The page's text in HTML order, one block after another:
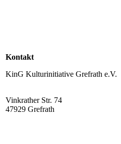
Kontakt
KinG Kulturinitiative Grefrath e.V.
Vinkrather Str. 74
47929 Grefrath